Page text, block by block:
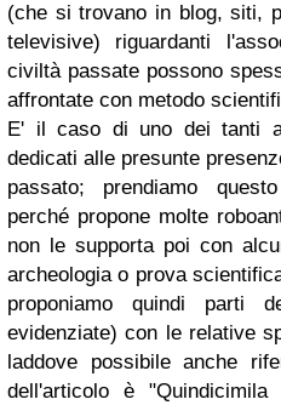
(che si trovano in blog, siti,
televisive) riguardanti
civiltà passate possono
affrontate con metodo
E' il caso di uno dei tanti
dedicati alle presunte
passato; prendiamo
perché propone molte
non le supporta poi con
archeologia o prova
proponiamo quindi parti
evidenziate) con le relative
laddove possibile anche
dell'articolo è